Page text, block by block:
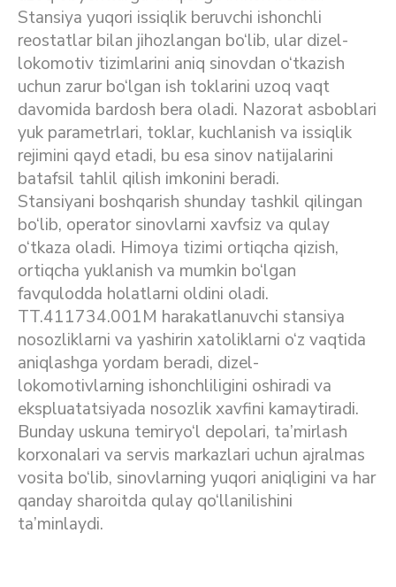
Stansiya yuqori issiqlik beruvchi ishonchli
reostatlar bilan jihozlangan bo‘lib, ular dizel-
lokomotiv tizimlarini aniq sinovdan o‘tkazish
uchun zarur bo‘lgan ish toklarini uzoq vaqt
davomida bardosh bera oladi. Nazorat asboblari
yuk parametrlari, toklar, kuchlanish va issiqlik
rejimini qayd etadi, bu esa sinov natijalarini
batafsil tahlil qilish imkonini beradi.
Stansiyani boshqarish shunday tashkil qilingan
bo‘lib, operator sinovlarni xavfsiz va qulay
o‘tkaza oladi. Himoya tizimi ortiqcha qizish,
ortiqcha yuklanish va mumkin bo‘lgan
favqulodda holatlarni oldini oladi.
TT.411734.001M harakatlanuvchi stansiya
nosozliklarni va yashirin xatoliklarni o‘z vaqtida
aniqlashga yordam beradi, dizel-
lokomotivlarning ishonchliligini oshiradi va
ekspluatatsiyada nosozlik xavfini kamaytiradi.
Bunday uskuna temiryo‘l depolari, ta’mirlash
korxonalari va servis markazlari uchun ajralmas
vosita bo‘lib, sinovlarning yuqori aniqligini va har
qanday sharoitda qulay qo‘llanilishini
ta’minlaydi.